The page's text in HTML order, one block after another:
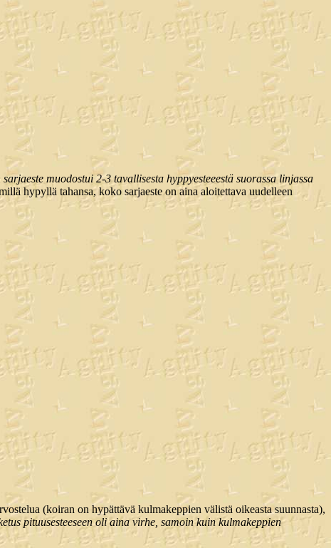
sarjaeste muodostui 2-3 tavallisesta hyppyesteeestä suorassa linjassa
hypyllä tahansa, koko sarjaeste on aina aloitettava uudelleen
(koiran on hypättävä kulmakeppien välistä oikeasta suunnasta),
pituusesteeseen oli aina virhe, samoin kuin kulmakeppien